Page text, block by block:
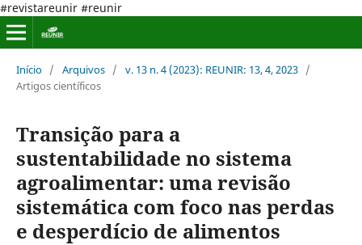
#revistareunir #reunir
Início / Arquivos / v. 13 n. 4 (2023): REUNIR: 13, 4, 2023 /
Artigos científicos
Transição para a
sustentabilidade no sistema
agroalimentar: uma revisão
sistemática com foco nas perdas
e desperdício de alimentos